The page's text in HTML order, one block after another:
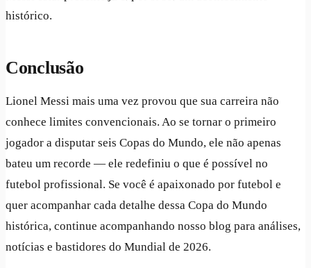
histórico.
Conclusão
Lionel Messi mais uma vez provou que sua carreira não
conhece limites convencionais. Ao se tornar o primeiro
jogador a disputar seis Copas do Mundo, ele não apenas
bateu um recorde — ele redefiniu o que é possível no
futebol profissional. Se você é apaixonado por futebol e
quer acompanhar cada detalhe dessa Copa do Mundo
histórica, continue acompanhando nosso blog para análises,
notícias e bastidores do Mundial de 2026.